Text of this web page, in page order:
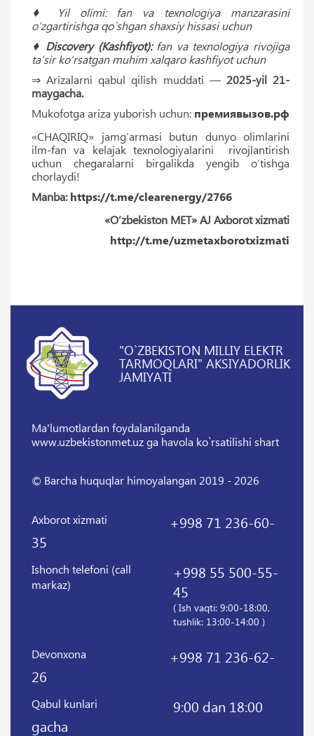
♦ Yil olimi: fan va texnologiya manzarasini
o‘zgartirishga qo`shgan shaxsiy hissasi uchun
♦ Discovery (Kashfiyot):fan va texnologiya rivojiga
ta’sir ko‘rsatgan muhim xalqaro kashfiyot uchun
⇒ Arizalarni qabul qilish muddati — 2025-yil 21-
maygacha.
Mukofotga ariza yuborish uchun: премиявызов.рф
«CHAQIRIQ» jamgʻarmasi butun dunyo olimlarini
ilm-fan va kelajak texnologiyalarini rivojlantirish
uchun chegaralarni birgalikda yengib oʻtishga
chorlaydi!
Manba: https://t.me/clearenergy/2766
«O‘zbekiston MET» AJ Axborot xizmati
http://t.me/uzmetaxborotxizmati
"O`ZBEKISTON MILLIY ELEKTR
TARMOQLARI" AKSIYADORLIK
JAMIYATI
Ma'lumotlardan foydalanilganda
www.uzbekistonmet.uz ga havola ko`rsatilishi shart
© Barcha huquqlar himoyalangan 2019 - 2026
Axborot xizmati
+998 71 236-60-
35
Ishonch telefoni (call
markaz)
+998 55 500-55-
45
( Ish vaqti: 9:00-18:00,
tushlik: 13:00-14:00 )
Devonxona
+998 71 236-62-
26
Qabul kunlari
9:00 dan 18:00
gacha